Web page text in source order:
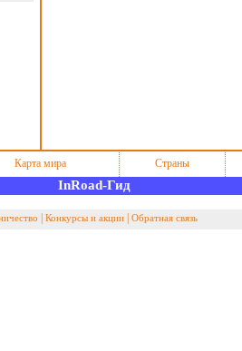
Карта мира Страны
InRoad-Гид
Конкурсы и акции Обратная связь